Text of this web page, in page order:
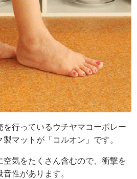
を行っているウチヤマコーポレー
マットが「コルオン」です。
空気をたくさん含むので、衝撃を
性があります。